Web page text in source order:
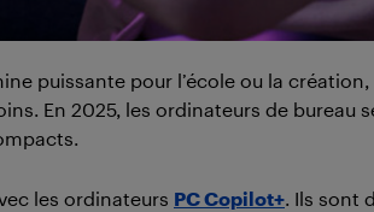
puissante pour l’école ou la création,
En 2025, les ordinateurs de bureau
les ordinateurs PC Copilot+. Ils sont